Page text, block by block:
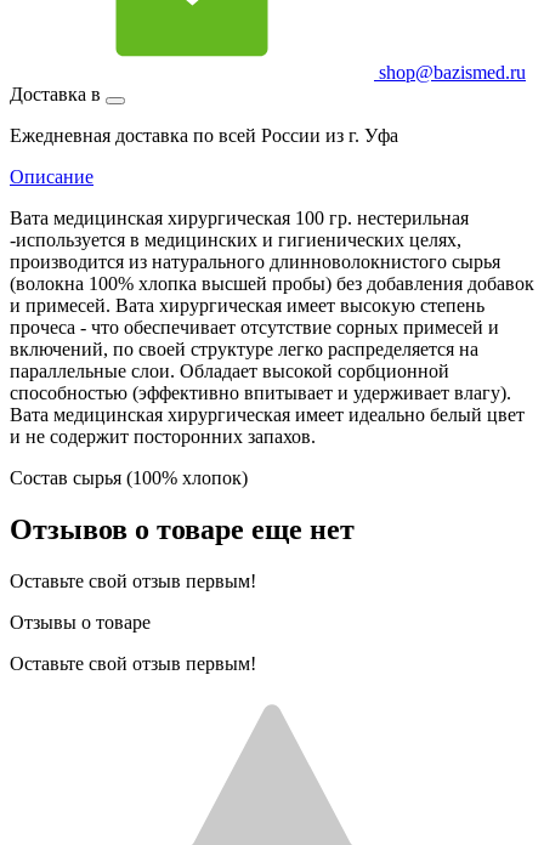
shop@bazismed.ru
Доставка в
Ежедневная доставка по всей России из г. Уфа
Описание
Вата медицинская хирургическая 100 гр. нестерильная
-используется в медицинских и гигиенических целях,
производится из натурального длинноволокнистого сырья
(волокна 100% хлопка высшей пробы) без добавления добавок
и примесей. Вата хирургическая имеет высокую степень
прочеса - что обеспечивает отсутствие сорных примесей и
включений, по своей структуре легко распределяется на
параллельные слои. Обладает высокой сорбционной
способностью (эффективно впитывает и удерживает влагу).
Вата медицинская хирургическая имеет идеально белый цвет
и не содержит посторонних запахов.
Состав сырья (100% хлопок)
Отзывов о товаре еще нет
Оставьте свой отзыв первым!
Отзывы о товаре
Оставьте свой отзыв первым!